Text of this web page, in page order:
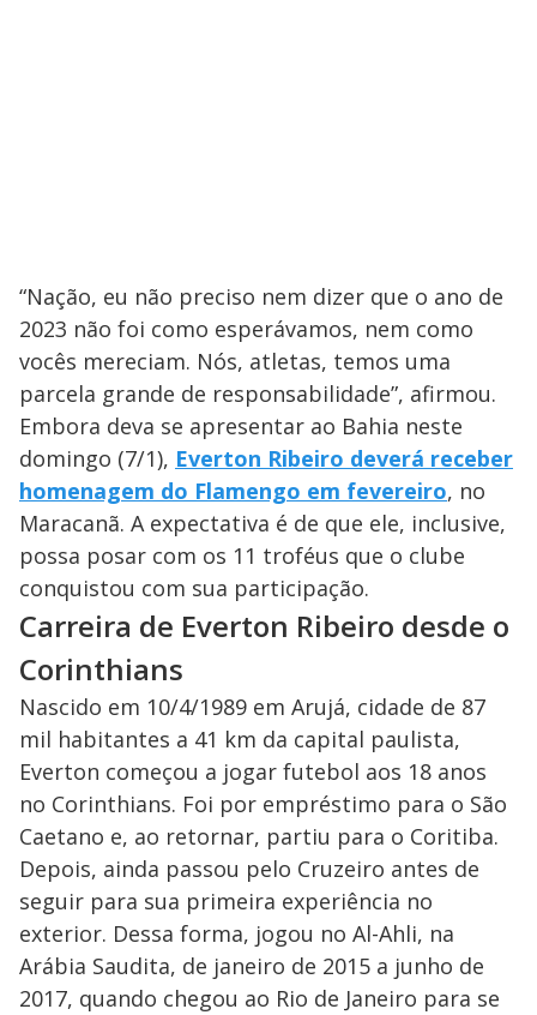
“Nação, eu não preciso nem dizer que o ano de
2023 não foi como esperávamos, nem como
vocês mereciam. Nós, atletas, temos uma
parcela grande de responsabilidade”, afirmou.
Embora deva se apresentar ao Bahia neste
domingo (7/1), Everton Ribeiro deverá receber
homenagem do Flamengo em fevereiro, no
Maracanã. A expectativa é de que ele, inclusive,
possa posar com os 11 troféus que o clube
conquistou com sua participação.
Carreira de Everton Ribeiro desde o
Corinthians
Nascido em 10/4/1989 em Arujá, cidade de 87
mil habitantes a 41 km da capital paulista,
Everton começou a jogar futebol aos 18 anos
no Corinthians. Foi por empréstimo para o São
Caetano e, ao retornar, partiu para o Coritiba.
Depois, ainda passou pelo Cruzeiro antes de
seguir para sua primeira experiência no
exterior. Dessa forma, jogou no Al-Ahli, na
Arábia Saudita, de janeiro de 2015 a junho de
2017, quando chegou ao Rio de Janeiro para se